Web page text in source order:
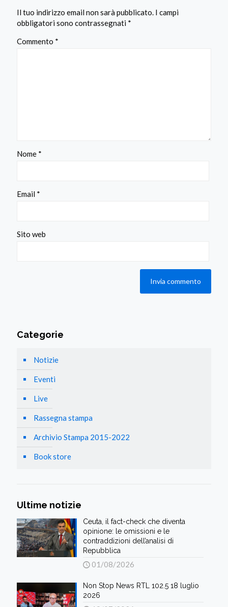
Il tuo indirizzo email non sarà pubblicato. I campi
obbligatori sono contrassegnati *
Commento *
Nome *
Email *
Sito web
Categorie
Notizie
Eventi
Live
Rassegna stampa
Archivio Stampa 2015-2022
Book store
Ultime notizie
Ceuta, il fact-check che diventa
opinione: le omissioni e le
contraddizioni dell’analisi di
Repubblica
01/08/2026
Non Stop News RTL 102.5 18 luglio
2026